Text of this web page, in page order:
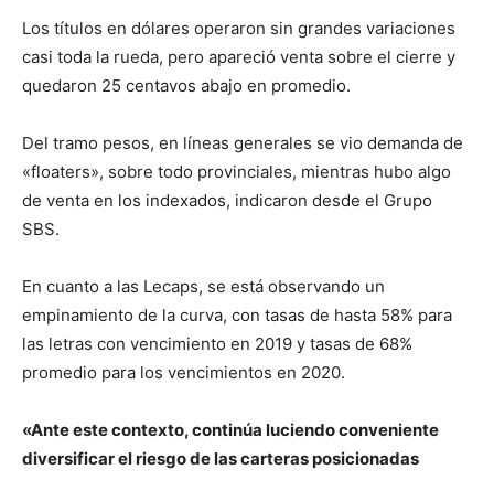
Los títulos en dólares operaron sin grandes variaciones
casi toda la rueda, pero apareció venta sobre el cierre y
quedaron 25 centavos abajo en promedio.
Del tramo pesos, en líneas generales se vio demanda de
«floaters», sobre todo provinciales, mientras hubo algo
de venta en los indexados, indicaron desde el Grupo
SBS.
En cuanto a las Lecaps, se está observando un
empinamiento de la curva, con tasas de hasta 58% para
las letras con vencimiento en 2019 y tasas de 68%
promedio para los vencimientos en 2020.
«Ante este contexto, continúa luciendo conveniente
diversificar el riesgo de las carteras posicionadas